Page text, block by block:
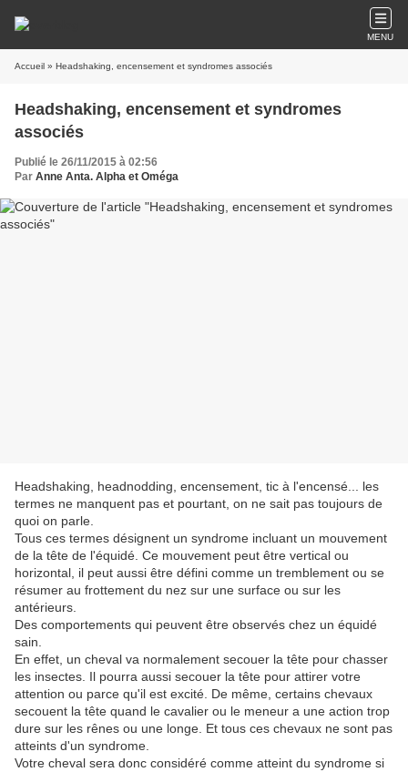
MENU
Accueil » Headshaking, encensement et syndromes associés
Headshaking, encensement et syndromes
associés
Publié le 26/11/2015 à 02:56
Par Anne Anta. Alpha et Oméga
Headshaking, headnodding, encensement, tic à l'encensé... les
termes ne manquent pas et pourtant, on ne sait pas toujours de
quoi on parle.
Tous ces termes désignent un syndrome incluant un mouvement
de la tête de l'équidé. Ce mouvement peut être vertical ou
horizontal, il peut aussi être défini comme un tremblement ou se
résumer au frottement du nez sur une surface ou sur les
antérieurs.
Des comportements qui peuvent être observés chez un équidé
sain.
En effet, un cheval va normalement secouer la tête pour chasser
les insectes. Il pourra aussi secouer la tête pour attirer votre
attention ou parce qu'il est excité. De même, certains chevaux
secouent la tête quand le cavalier ou le meneur a une action trop
dure sur les rênes ou une longe. Et tous ces chevaux ne sont pas
atteints d'un syndrome.
Votre cheval sera donc considéré comme atteint du syndrome si